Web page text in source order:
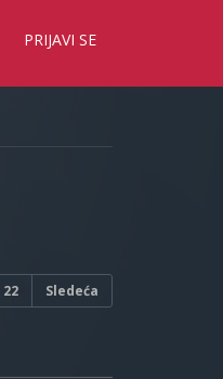
PRIJAVI SE
22 Sledeća